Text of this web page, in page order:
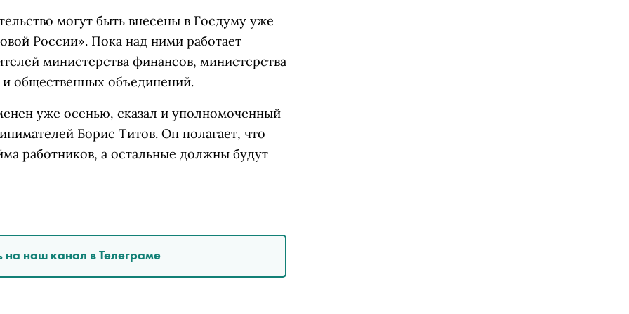
могут быть внесены в Госдуму уже
России». Пока над ними работает
министерства финансов, министерства
общественных объединений.
уже осенью, сказал и уполномоченный
Борис Титов. Он полагает, что
работников, а остальные должны будут
на наш канал в Телеграме